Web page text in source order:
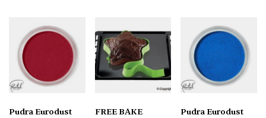
Pudra Eurodust
FREE BAKE
Pudra Eurodust